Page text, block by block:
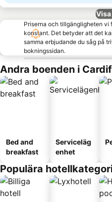
Priserna och tillgängligheten vi
konstant. Det betyder att det
samma erbjudande du såg på
bokningssidan.
Andra boenden i
Bed and
breakfast
Serviceläg
enhet
Populära